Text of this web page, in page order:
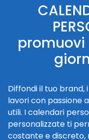
Diffondi il tuo
lavori con passione
utili. I calendari
personalizzate ti
costante e